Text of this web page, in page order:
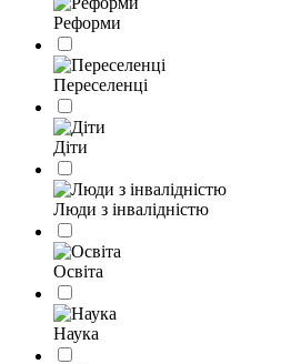
Реформи
Переселенці
Діти
Люди з інвалідністю
Освіта
Наука